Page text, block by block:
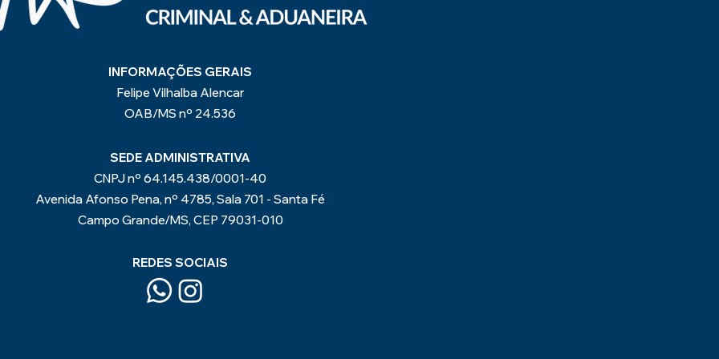
Mercadoria
Receita
Apreensão de Mounjaro e
INFORMAÇÕES GERAIS
Felipe Vilhalba Alencar
OAB/MS nº 24.536
SEDE ADMINISTRATIVA
CNPJ nº 64.145.438/0001-40
Avenida Afonso Pena, nº 4785, Sala 701 - Santa Fé
Campo Grande/MS, CEP 79031-010
REDES SOCIAIS